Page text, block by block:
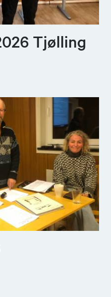
Tjølling